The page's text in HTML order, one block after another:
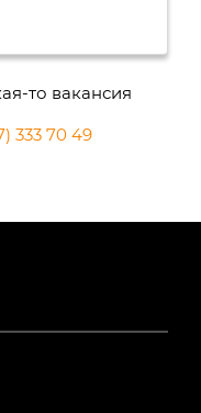
то вакансия
333 70 49